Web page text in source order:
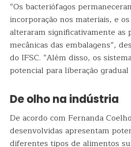
“Os bacteriófagos
incorporação nos materiais, e
alteraram significativamente as
mecânicas das embalagens”,
do IFSC. “Além disso, os
potencial para liberação gradual
De olho na indústria
De acordo com Fernanda
desenvolvidas apresentam
diferentes tipos de alimentos